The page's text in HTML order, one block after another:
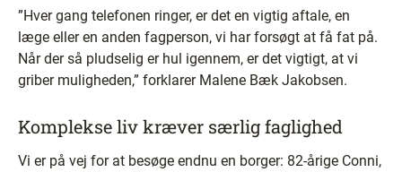
”Hver gang telefonen ringer, er det en vigtig aftale, en
læge eller en anden fagperson, vi har forsøgt at få fat på.
Når der så pludselig er hul igennem, er det vigtigt, at vi
griber muligheden,” forklarer Malene Bæk Jakobsen.
Komplekse liv kræver særlig faglighed
Vi er på vej for at besøge endnu en borger: 82-årige Conni,